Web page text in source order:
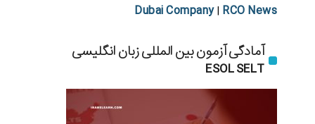
Dubai Company| RCO News
آمادگی آزمون بین المللی زبان انگلیسی
ESOL SELT